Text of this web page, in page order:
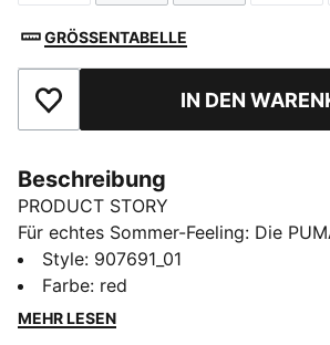
GRÖSSENTABELLE
Zu Favoriten hinzufügen
IN DEN
Beschreibung
PRODUCT STORY
Für echtes Sommer-Feeling: Die
einen seitlichen Verschluss und
Match mit diversen Oberteilen. Die
durchgehend gefüttert.
Style: 907691_01
Farbe: red
MEHR LESEN